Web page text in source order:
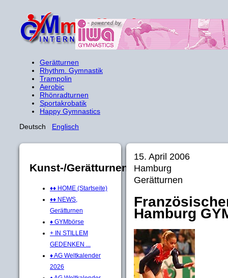
Gerätturnen
Rhythm. Gymnastik
Trampolin
Aerobic
Rhönradturnen
Sportakrobatik
Happy Gymnastics
Deutsch Englisch
Kunst-/Gerätturnen
♦♦ HOME (Startseite)
♦♦ NEWS,
Gerätturnen
♦ GYMbörse
+ IN STILLEM
GEDENKEN ...
♦ AG Weltkalender
2026
15. April 2006
Hamburg
Gerätturnen
Hamburg